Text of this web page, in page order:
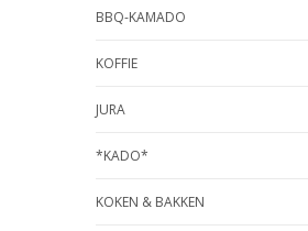
BBQ-KAMADO
KOFFIE
JURA
*KADO*
KOKEN & BAKKEN